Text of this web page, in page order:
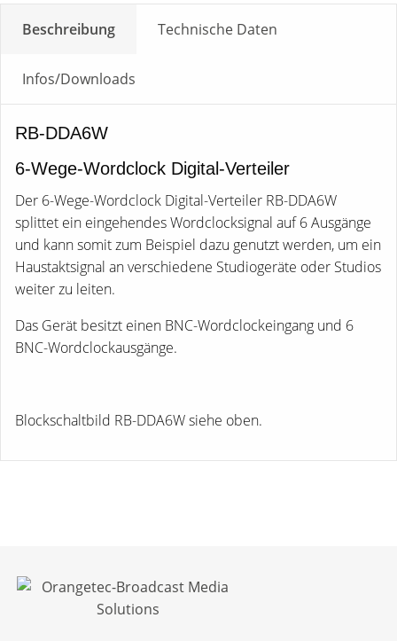
Beschreibung Technische Daten
Infos/Downloads
RB-DDA6W
6-Wege-Wordclock Digital-Verteiler
Der 6-Wege-Wordclock Digital-Verteiler RB-DDA6W
splittet ein eingehendes Wordclocksignal auf 6 Ausgänge
und kann somit zum Beispiel dazu genutzt werden, um ein
Haustaktsignal an verschiedene Studiogeräte oder Studios
weiter zu leiten.
Das Gerät besitzt einen BNC-Wordclockeingang und 6
BNC-Wordclockausgänge.
Blockschaltbild RB-DDA6W siehe oben.